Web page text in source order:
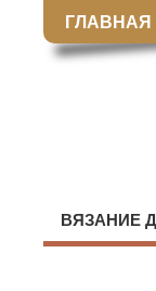
ГЛАВНАЯ
ВЯЗАНИЕ